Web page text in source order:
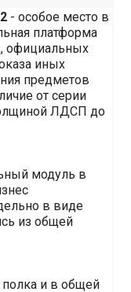
- особое место в
платформа
официальных
иных
предметов
от серии
ЛДСП до
модуль в
в виде
из общей
и в общей